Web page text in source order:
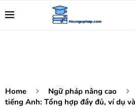
Home Ngữ pháp nâng cao
tiếng Anh: Tổng hợp đầy đủ, ví dụ